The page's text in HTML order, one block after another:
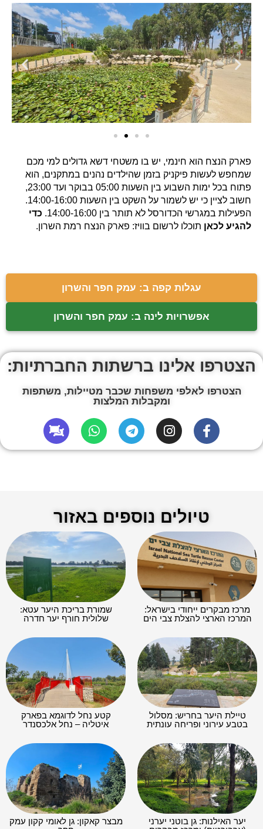
פארק הנצח הוא חינמי, יש בו משטחי דשא גדולים למי מכם
שמחפש לעשות פיקניק בזמן שהילדים נהנים במתקנים, הוא
פתוח בכל ימות השבוע בין השעות 05:00 בבוקר ועד 23:00,
חשוב לציין כי יש לשמור על השקט בין השעות 14:00-16:00.
הפעילות במגרשי הכדורסל לא תותר בין 14:00-16:00.
כדי
להגיע לכאן תוכלו לרשום בוויז: פארק הנצח רמת השרון.
עגלות קפה ב: עמק חפר והשרון
אפשרויות לינה ב: עמק חפר והשרון
הצטרפו אלינו ברשתות החברתיות:
הצטרפו לאלפי משפחות שכבר מטיילות, משתפות
ומקבלות המלצות
טיולים נוספים באזור
מרכז מבקרים ייחודי בישראל:
המרכז הארצי להצלת צבי הים
שמורת בריכת היער עטא:
שלולית חורף יער חדרה
טיילת היער בחריש: מסלול
בטבע עירוני ופריחה עונתית
קטע נחל לדוגמא בפארק
איטליה – נחל אלכסנדר
יער האילנות: גן בוטני יערני
מבצר קאקון: גן לאומי קקון עמק